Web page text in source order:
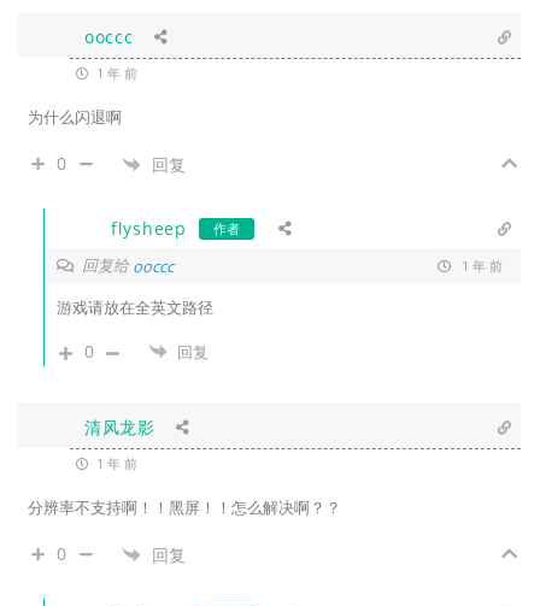
ooccc
1 年 前
为什么闪退啊
0 回复
flysheep 作者
回复给ooccc 1 年 前
游戏请放在全英文路径
0 回复
清风龙影
1 年 前
分辨率不支持啊！！黑屏！！怎么解决啊？？
0 回复